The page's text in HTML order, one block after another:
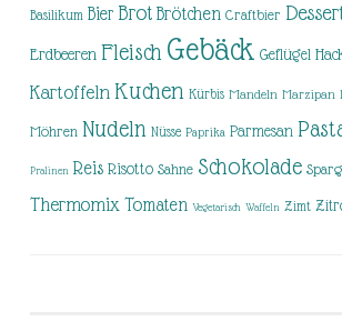
Basilikum Bier Brot Brötchen Craftbier
Erdbeeren Fleisch Gebäck Geflügel
Kartoffeln Kuchen Kürbis Mandeln Marzipan
Möhren Nudeln Nüsse Paprika Parmesan
Pralinen Reis Risotto Sahne Schokolade
Thermomix Tomaten Vegetarisch Waffeln Zimt